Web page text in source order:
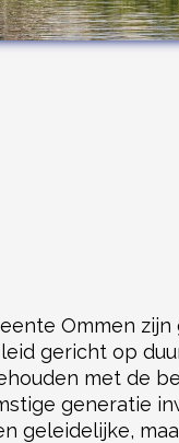
Ommen
gericht op
met de
generatie
geleidelijke,